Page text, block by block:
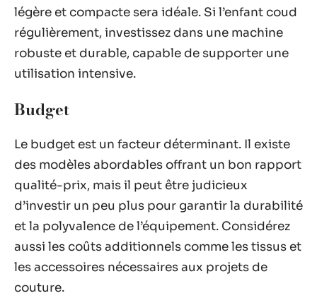
légère et compacte sera idéale. Si l’enfant coud
régulièrement, investissez dans une machine
robuste et durable, capable de supporter une
utilisation intensive.
Budget
Le budget est un facteur déterminant. Il existe
des modèles abordables offrant un bon rapport
qualité-prix, mais il peut être judicieux
d’investir un peu plus pour garantir la durabilité
et la polyvalence de l’équipement. Considérez
aussi les coûts additionnels comme les tissus et
les accessoires nécessaires aux projets de
couture.